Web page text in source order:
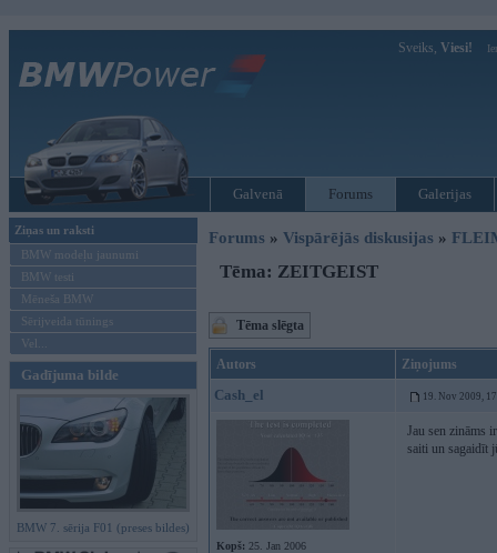
Sveiks, Viesi!
Galvenā Forums Galerijas
Ziņas un raksti
BMW modeļu jaunumi
BMW testi
Mēneša BMW
Sērijveida tūnings
Vel...
Gadījuma bilde
BMW 7. sērija F01 (preses bildes)
Forums » Vispārējās diskusijas »
Tēma: ZEITGEIST
Tēma slēgta
Autors Ziņojums
Cash_el 19. Nov 2009,
Kopš: 25. Jan 2006
Jau sen zināms
saiti un sagaidīt